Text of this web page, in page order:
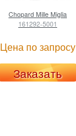
Chopard Mille Miglia
161292-5001
Цена по запросу
Заказать